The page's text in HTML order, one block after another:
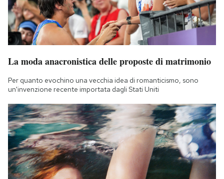
La moda anacronistica delle proposte di matrimonio
Per quanto evochino una vecchia idea di romanticismo, sono
un'invenzione recente importata dagli Stati Uniti